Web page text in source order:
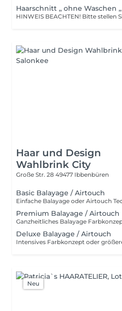
Haarschnitt ,, ohne Waschen ,,
Haar und Design
Wahlbrink City
Große Str. 28 49477 Ibbenbüren
Basic Balayage / Airtouch
Premium Balayage / Airtouch
Deluxe Balayage / Airtouch
Neu